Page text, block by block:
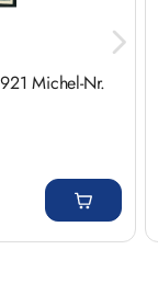
Michel-Nr.